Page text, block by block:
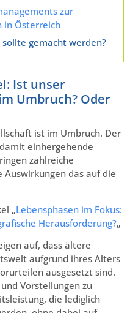
zur
in Österreich
gemacht werden?
Ist unser
Umbruch? Oder
ist im Umbruch. Der
einhergehende
zahlreiche
Auswirkungen das auf die
„Lebensphasen im Fokus:
Herausforderung?„
auf, dass ältere
aufgrund ihres Alters
ausgesetzt sind.
Vorstellungen zu
die lediglich